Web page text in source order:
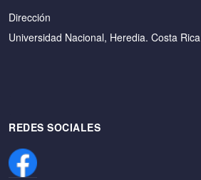
Dirección
Universidad Nacional, Heredia. Costa Rica
REDES SOCIALES